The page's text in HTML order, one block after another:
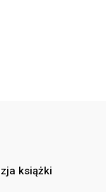
książki